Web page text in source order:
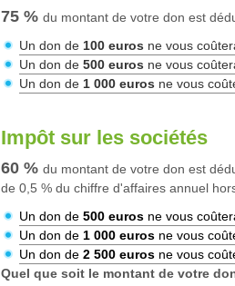
75 % du montant de votre don est
Un don de 100 euros ne vous
Un don de 500 euros ne vous
Un don de 1 000 euros ne vous
Impôt sur les sociétés
60 % du montant de votre don est
de 0,5 % du chiffre d'affaires annuel
Un don de 500 eurosne vous
Un don de 1 000 eurosne vous
Un don de 2 500 eurosne vous
Quel que soit le montant de votre